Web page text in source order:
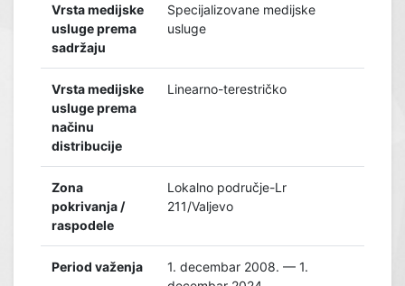
Vrsta medijske
usluge prema
sadržaju
Specijalizovane medijske
usluge
Vrsta medijske
usluge prema
načinu
distribucije
Linearno-terestričko
Zona
pokrivanja /
raspodele
Lokalno područje-Lr
211/Valjevo
Period važenja
1. decembar 2008. — 1.